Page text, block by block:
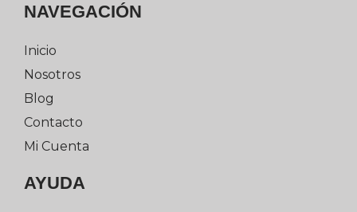
NAVEGACIÓN
Inicio
Nosotros
Blog
Contacto
Mi Cuenta
AYUDA